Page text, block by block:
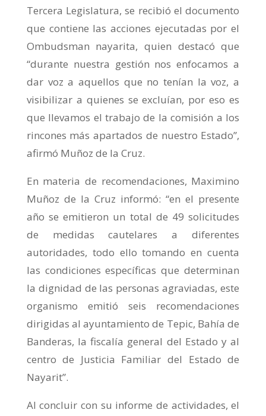
Tercera Legislatura, se recibió el documento
que contiene las acciones ejecutadas por el
Ombudsman nayarita, quien destacó que
“durante nuestra gestión nos enfocamos a
dar voz a aquellos que no tenían la voz, a
visibilizar a quienes se excluían, por eso es
que llevamos el trabajo de la comisión a los
rincones más apartados de nuestro Estado”,
afirmó Muñoz de la Cruz.
En materia de recomendaciones, Maximino
Muñoz de la Cruz informó: “en el presente
año se emitieron un total de 49 solicitudes
de medidas cautelares a diferentes
autoridades, todo ello tomando en cuenta
las condiciones específicas que determinan
la dignidad de las personas agraviadas, este
organismo emitió seis recomendaciones
dirigidas al ayuntamiento de Tepic, Bahía de
Banderas, la fiscalía general del Estado y al
centro de Justicia Familiar del Estado de
Nayarit”.
Al concluir con su informe de actividades, el